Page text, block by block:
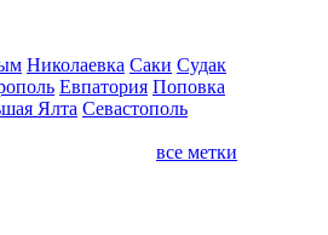
Николаевка Саки Судак
Евпатория Поповка
Ялта Севастополь
все метки